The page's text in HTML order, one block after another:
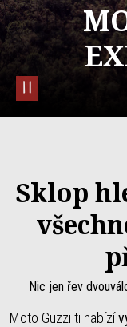
Sklop
Nic jen řev
Moto Guzzi ti nabízí